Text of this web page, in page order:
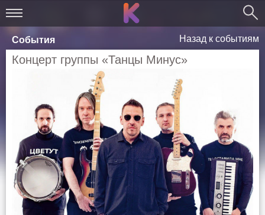
События Назад к событиям
Концерт группы «Танцы Минус»